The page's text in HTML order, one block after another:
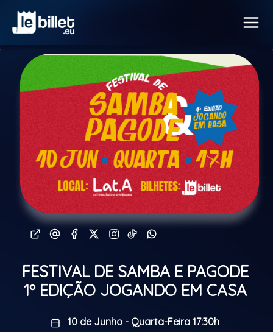
FESTIVAL DE SAMBA E PAGODE
1º EDIÇÃO JOGANDO EM CASA
10 de Junho - Quarta-Feira 17:30h